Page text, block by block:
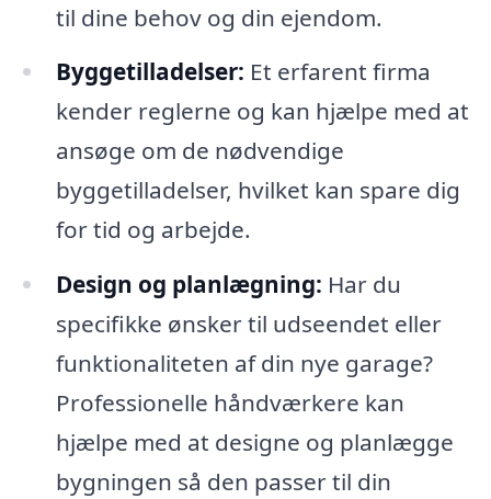
til dine behov og din ejendom.
Byggetilladelser: Et erfarent firma
kender reglerne og kan hjælpe med at
ansøge om de nødvendige
byggetilladelser, hvilket kan spare dig
for tid og arbejde.
Design og planlægning: Har du
specifikke ønsker til udseendet eller
funktionaliteten af din nye garage?
Professionelle håndværkere kan
hjælpe med at designe og planlægge
bygningen så den passer til din